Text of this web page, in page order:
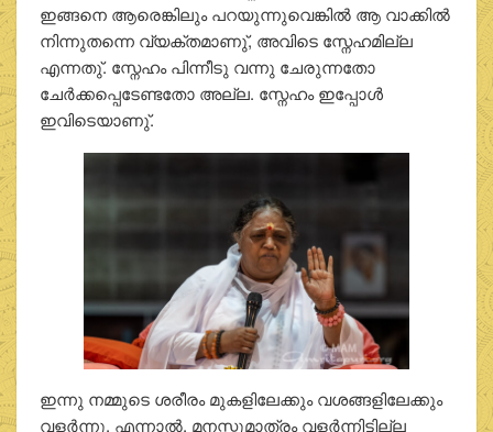
ഇങ്ങനെ ആരെങ്കിലും പറയുന്നുവെങ്കില്‍ ആ വാക്കില്‍
നിന്നുതന്നെ വ്യക്തമാണു്, അവിടെ സ്നേഹമില്ല
എന്നതു്. സ്നേഹം പിന്നീടു വന്നു ചേരുന്നതോ
ചേര്‍ക്കപ്പെടേണ്ടതോ അല്ല. സ്നേഹം ഇപ്പോള്‍
ഇവിടെയാണു്.
ഇന്നു നമ്മുടെ ശരീരം മുകളിലേക്കും വശങ്ങളിലേക്കും
വളര്‍ന്നു. എന്നാല്‍, മനസ്സുമാത്രം വളര്‍ന്നിട്ടില്ല